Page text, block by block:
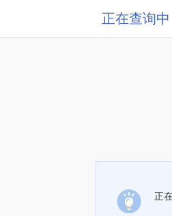
正在查询中
正